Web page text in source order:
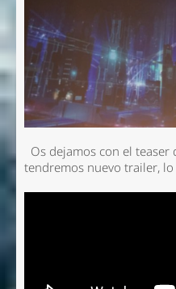
Os dejamos con el teaser
tendremos nuevo trailer,